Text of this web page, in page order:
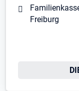
Freiburg